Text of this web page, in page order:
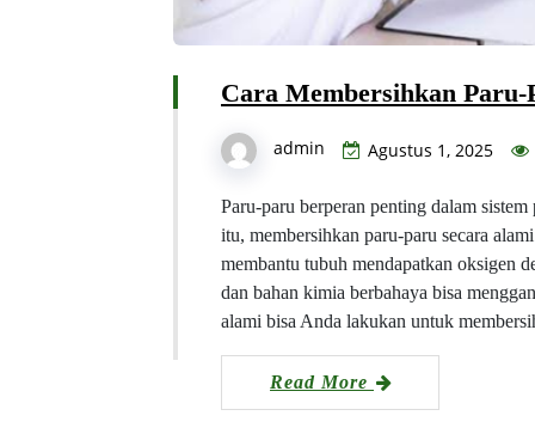
Cara Membersihkan Paru-
admin Agustus 1, 2025
Paru-paru berperan penting dalam
itu, membersihkan paru-paru secara
membantu tubuh mendapatkan oksigen
dan bahan kimia berbahaya bisa
alami bisa Anda lakukan untuk
Read More